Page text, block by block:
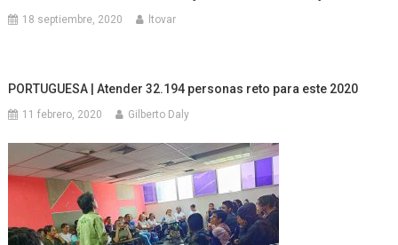
18 septiembre, 2020 ltovar
PORTUGUESA | Atender 32.194 personas reto para este 2020
11 febrero, 2020 Gilberto Daly